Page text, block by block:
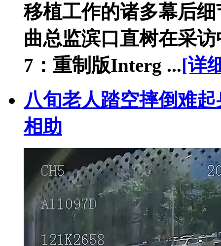
移植工作的诸多幕后
曲总监滨口直树在采
7：重制版Interg ...[详
八旬老人踏空摔倒难
相助